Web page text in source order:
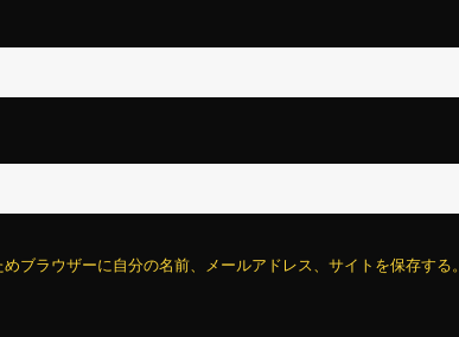
ブラウザーに自分の名前、メールアドレス、サイトを保存する。